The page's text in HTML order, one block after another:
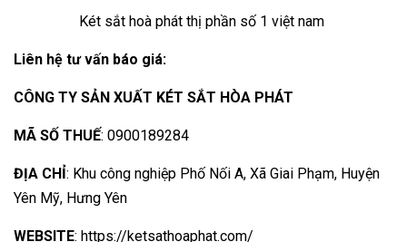
Két sắt hoà phát thị phần số 1 việt nam
Liên hệ tư vấn báo giá:
CÔNG TY SẢN XUẤT KÉT SẮT HÒA PHÁT
MÃ SỐ THUẾ: 0900189284
ĐỊA CHỈ: Khu công nghiệp Phố Nối A, Xã Giai Phạm, Huyện
Yên Mỹ, Hưng Yên
WEBSITE: https://ketsathoaphat.com/